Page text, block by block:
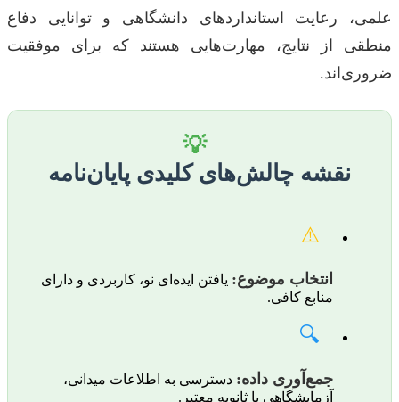
علمی، رعایت استانداردهای دانشگاهی و توانایی دفاع
منطقی از نتایج، مهارت‌هایی هستند که برای موفقیت
ضروری‌اند.
💡
نقشه چالش‌های کلیدی پایان‌نامه
⚠️
انتخاب موضوع: یافتن ایده‌ای نو، کاربردی و دارای
منابع کافی.
🔍
جمع‌آوری داده: دسترسی به اطلاعات میدانی،
آزمایشگاهی یا ثانویه معتبر.